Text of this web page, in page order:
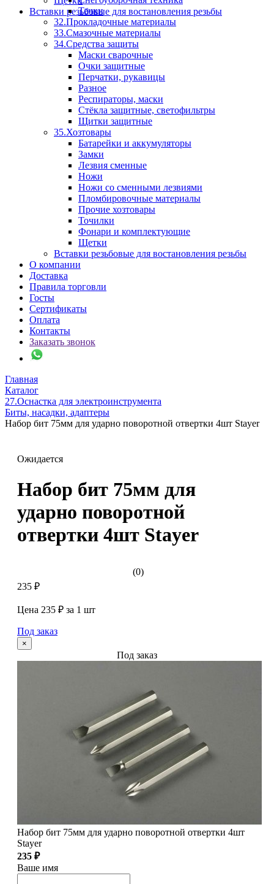
Вставки резьбовые для востановления резьбы
Тачки
32.Прокладочные материалы
33.Смазочные материалы
34.Средства защиты
Маски сварочные
Очки защитные
Перчатки, рукавицы
Разное
Респираторы, маски
Стёкла защитные, светофильтры
Щитки защитные
35.Хозтовары
Батарейки и аккумуляторы
Замки
Лезвия сменные
Ножи
Ножи со сменными лезвиями
Пломбировочные материалы
Прочие хозтовары
Точилки
Фонари и комплектующие
Щетки
Вставки резьбовые для востановления резьбы
О компании
Доставка
Правила торговли
Госты
Сертификаты
Оплата
Контакты
Заказать звонок
Главная
Каталог
27.Оснастка для электроинструмента
Биты, насадки, адаптеры
Набор бит 75мм для ударно поворотной отвертки 4шт Stayer
Ожидается
Набор бит 75мм для
ударно поворотной
отвертки 4шт Stayer
(0)
235 ₽
Цена 235 ₽ за 1 шт
Под заказ
×
Под заказ
Набор бит 75мм для ударно поворотной отвертки 4шт
Stayer
235 ₽
Ваше имя